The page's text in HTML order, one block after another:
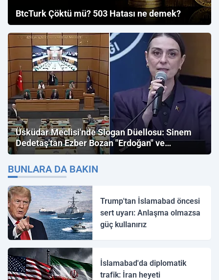
BtcTurk Çöktü mü? 503 Hatası ne demek?
Üsküdar Meclisi'nde Slogan Düellosu: Sinem
Dedetaş'tan Ezber Bozan "Erdoğan" ve
"İmamoğlu" Çıkışı!
BUNLARA DA BAKIN
Trump'tan İslamabad öncesi
sert uyarı: Anlaşma olmazsa
güç kullanırız
İslamabad'da diplomatik
trafik: İran heyeti